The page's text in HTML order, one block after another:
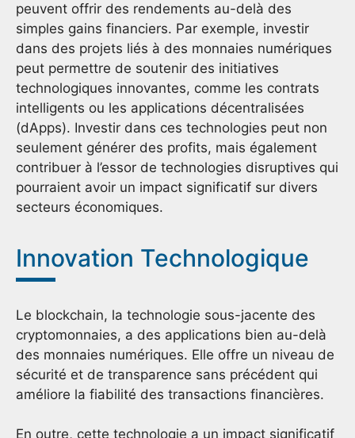
peuvent offrir des rendements au-delà des
simples gains financiers. Par exemple, investir
dans des projets liés à des monnaies numériques
peut permettre de soutenir des initiatives
technologiques innovantes, comme les contrats
intelligents ou les applications décentralisées
(dApps). Investir dans ces technologies peut non
seulement générer des profits, mais également
contribuer à l’essor de technologies disruptives qui
pourraient avoir un impact significatif sur divers
secteurs économiques.
Innovation Technologique
Le blockchain, la technologie sous-jacente des
cryptomonnaies, a des applications bien au-delà
des monnaies numériques. Elle offre un niveau de
sécurité et de transparence sans précédent qui
améliore la fiabilité des transactions financières.
En outre, cette technologie a un impact significatif